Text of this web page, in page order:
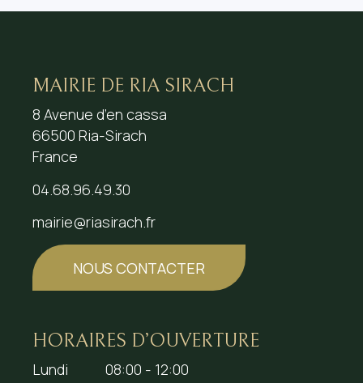
MAIRIE DE RIA SIRACH
8 Avenue d’en cassa
66500 Ria-Sirach
France
04.68.96.49.30
mairie@riasirach.fr
NOUS CONTACTER
HORAIRES D’OUVERTURE
Lundi
08:00 - 12:00